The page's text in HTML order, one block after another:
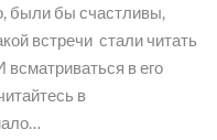
были бы счастливы,
встречи стали читать
в его
в